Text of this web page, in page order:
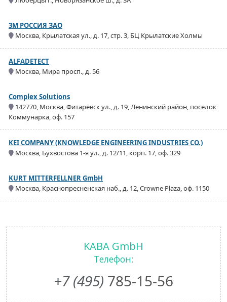
3M РОССИЯ ЗАО
Москва, Крылатская ул., д. 17, стр. 3, БЦ Крылатские Холмы
ALFADETECT
Москва, Мира просп., д. 56
Complex Solutions
142770, Москва, Фитарёвск ул., д. 19, Ленинский район, поселок
Коммунарка, оф. 157
KEI COMPANY (KNOWLEDGE ENGINEERING INDUSTRIES CO.)
Москва, Бухвостова 1-я ул., д. 12/11, корп. 17, оф. 329
KURT MITTERFELLNER GmbH
Москва, Краснопресненская наб., д. 12, Crowne Plaza, оф. 1150
KABA GmbH
Телефон:
+7 (495) 785-15-56